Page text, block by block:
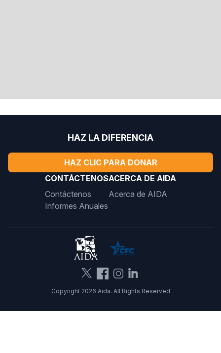
HAZ LA DIFERENCIA
HAZ CLIC PARA DONAR
CONTÁCTENOS
Contáctenos
Informes Anuales
ACERCA DE AIDA
Acerca de AIDA
Copyright 2026 Aida. All Rights Reserved